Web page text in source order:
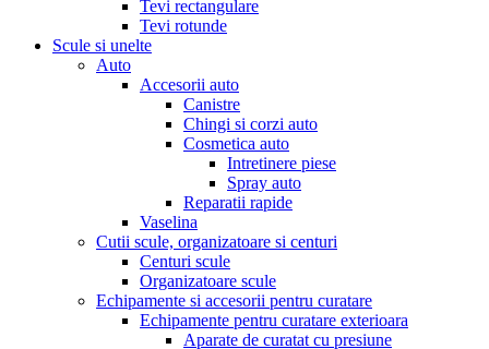
Tevi rectangulare
Tevi rotunde
Scule si unelte
Auto
Accesorii auto
Canistre
Chingi si corzi auto
Cosmetica auto
Intretinere piese
Spray auto
Reparatii rapide
Vaselina
Cutii scule, organizatoare si centuri
Centuri scule
Organizatoare scule
Echipamente si accesorii pentru curatare
Echipamente pentru curatare exterioara
Aparate de curatat cu presiune